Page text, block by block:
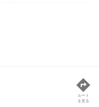
ルート
を見る